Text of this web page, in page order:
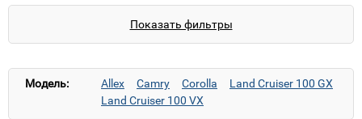
Показать фильтры
Модель: Allex Camry Corolla
Land Cruiser 100 GX
Land Cruiser 100 VX